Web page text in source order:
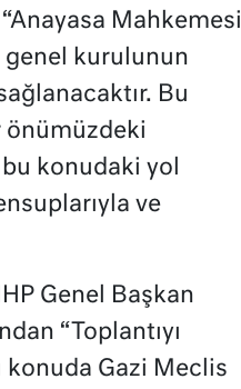
Mahkemesi
genel kurulunun
Bu
önümüzdeki
konudaki yol
ve
Genel Başkan
“Toplantıyı
Gazi Meclis